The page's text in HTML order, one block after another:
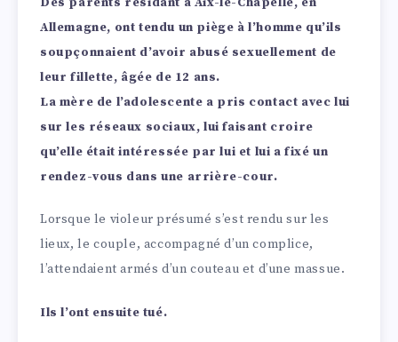
Allemagne, ont tendu un piège à l’homme qu’ils
soupçonnaient d’avoir abusé sexuellement de
leur fillette, âgée de 12 ans.
La mère de l’adolescente a pris contact avec lui
sur les réseaux sociaux, lui faisant croire
qu’elle était intéressée par lui et lui a fixé un
rendez-vous dans une arrière-cour.
Lorsque le violeur présumé s’est rendu sur les
lieux, le couple, accompagné d’un complice,
l’attendaient armés d’un couteau et d’une massue.
Ils l’ont ensuite tué.